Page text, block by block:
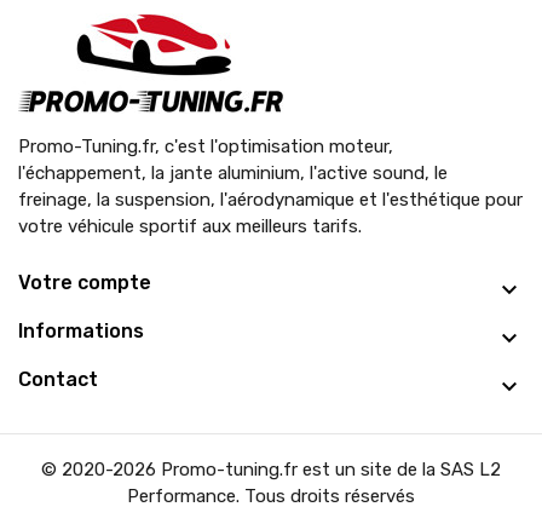
Promo-Tuning.fr, c'est l'optimisation moteur,
l'échappement, la jante aluminium, l'active sound, le
freinage, la suspension, l'aérodynamique et l'esthétique pour
votre véhicule sportif aux meilleurs tarifs.
Votre compte
Informations
Contact
© 2020-2026 Promo-tuning.fr est un site de la SAS L2
Performance. Tous droits réservés